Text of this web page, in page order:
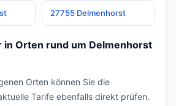
27755 Delmenhorst
Orten rund um Delmenhorst
Orten können Sie die
Tarife ebenfalls direkt prüfen.